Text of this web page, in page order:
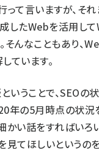
て言いますが、そ
したWebを活用して
そんなこともあり、
ています。
いうことで、SEOの
年の5月時点の状
かい話をすればいろ
見てほしいというの